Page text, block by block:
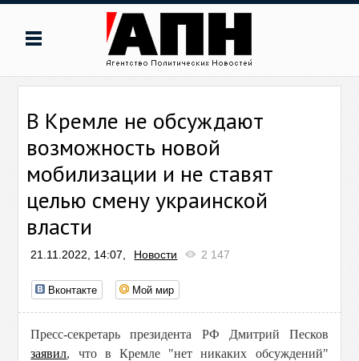
В Кремле не обсуждают
возможность новой
мобилизации и не ставят
целью смену украинской
власти
21.11.2022, 14:07, Новости 2 147
Вконтакте Мой мир
Пресс-секретарь президента РФ Дмитрий Песков
заявил, что в Кремле "нет никаких обсуждений"